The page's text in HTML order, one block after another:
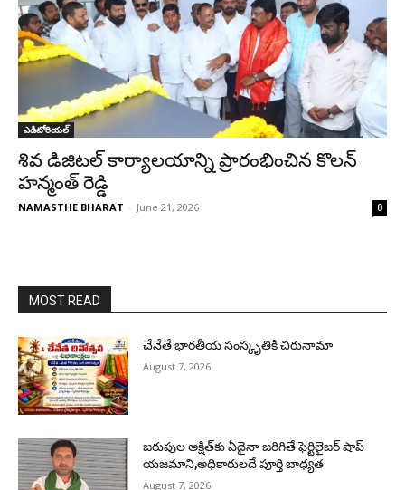
ఎడిటోరియల్
శివ డిజిటల్ కార్యాలయాన్ని ప్రారంభించిన కొలన్
హన్మంత్ రెడ్డి
NAMASTHE BHARAT - June 21, 2026 0
MOST READ
చేనేతే భారతీయ సంస్కృతికి చిరునామా
August 7, 2026
జరుపుల అక్షిత్‌కు ఏదైనా జరిగితే ఫెర్టిలైజర్ షాప్
యజమాని,అధికారులదే పూర్తి బాధ్యత
August 7, 2026